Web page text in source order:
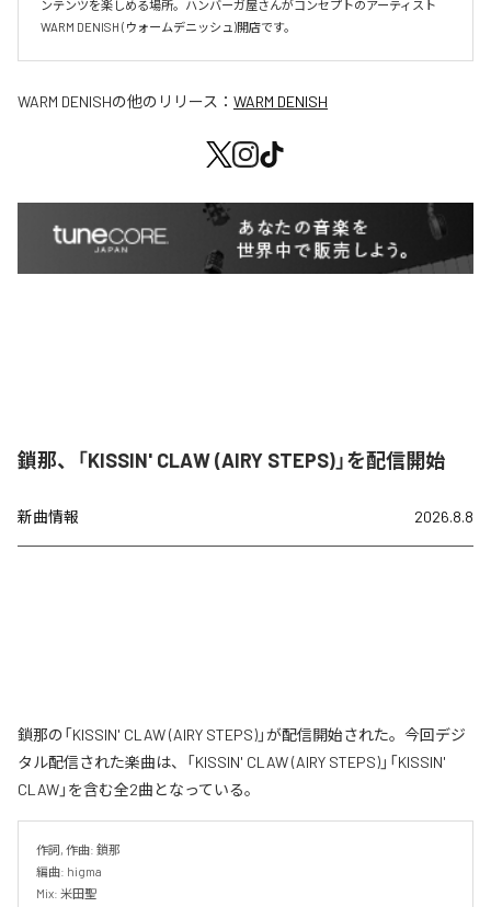
ンテンツを楽しめる場所。ハンバーガ屋さんがコンセプトのアーティスト
WARM DENISH (ウォームデニッシュ)開店です。
WARM DENISHの他のリリース： WARM DENISH
鎖那、「KISSIN' CLAW (AIRY STEPS)」を配信開始
新曲情報 2026.8.8
鎖那の「KISSIN' CLAW (AIRY STEPS)」が配信開始された。今回デジ
タル配信された楽曲は、「KISSIN' CLAW (AIRY STEPS)」「KISSIN'
CLAW」を含む全2曲となっている。
作詞, 作曲: 鎖那
編曲: higma
Mix: 米田聖